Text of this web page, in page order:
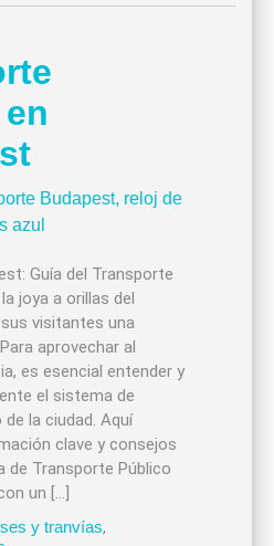
Guía del Transporte
joya a orillas del
visitantes una
aprovechar al
es esencial entender y
el sistema de
la ciudad. Aquí
clave y consejos
de Transporte Público
un […]
y tranvías,